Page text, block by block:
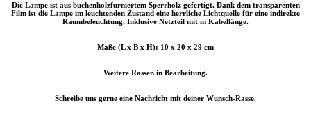
Die Lampe ist aus buchenholzfurniertem Sperrholz gefertigt. Dank dem transparenten
Film ist die Lampe im leuchtenden Zustand eine herrliche Lichtquelle für eine indirekte
Raumbeleuchtung. Inklusive Netzteil mit m Kabellänge.
Maße (L x B x H): 10 x 20 x 29 cm
Weitere Rassen in Bearbeitung.
Schreibe uns gerne eine Nachricht mit deiner Wunsch-Rasse.